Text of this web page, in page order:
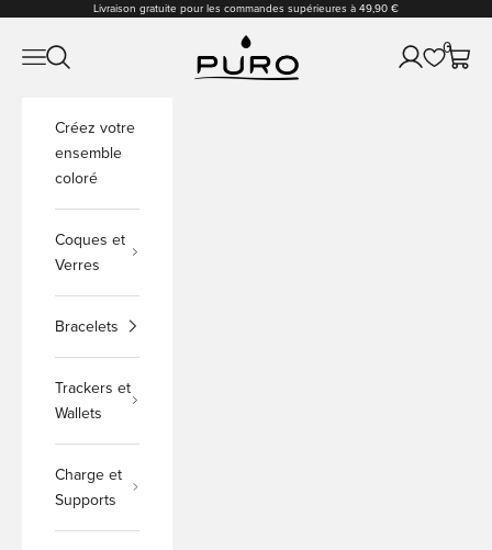
Passer au contenuLivraison gratuite pour les commandes supérieures à 49,90 €
PURO Shop
Ouvrir la navigation
Ouvrir la recherche Ouvrir le
0
Voir le
Créez votre
ensemble
coloré
Coques et
Verres
Bracelets
Trackers et
Wallets
Charge et
Supports